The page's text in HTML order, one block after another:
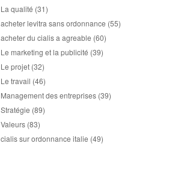
La qualité (31)
acheter levitra sans ordonnance (55)
acheter du cialis a agreable (60)
Le marketing et la publicité (39)
Le projet (32)
Le travail (46)
Management des entreprises (39)
Stratégie (89)
Valeurs (83)
cialis sur ordonnance italie (49)